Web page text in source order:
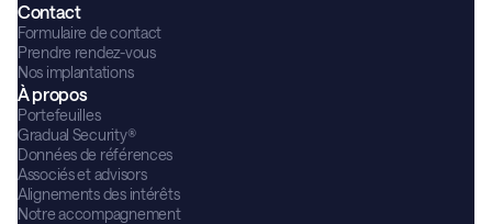
Contact
Formulaire de contact
Prendre rendez-vous
Nos implantations
À propos
Portefeuilles
Gradual Security®
Données de références
Associés et advisors
Alignements des intérêts
Notre accompagnement